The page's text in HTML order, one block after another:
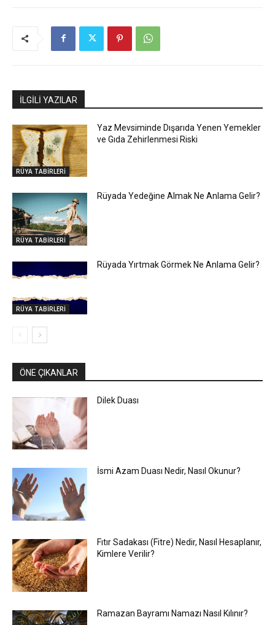
İLGİLİ YAZILAR
RÜYA TABİRLERİ
Yaz Mevsiminde Dışarıda Yenen Yemekler
ve Gıda Zehirlenmesi Riski
RÜYA TABİRLERİ
Rüyada Yedeğine Almak Ne Anlama Gelir?
RÜYA TABİRLERİ
Rüyada Yırtmak Görmek Ne Anlama Gelir?
ÖNE ÇIKANLAR
Dilek Duası
İsmi Azam Duası Nedir, Nasıl Okunur?
Fıtır Sadakası (Fitre) Nedir, Nasıl Hesaplanır,
Kimlere Verilir?
Ramazan Bayramı Namazı Nasıl Kılınır?